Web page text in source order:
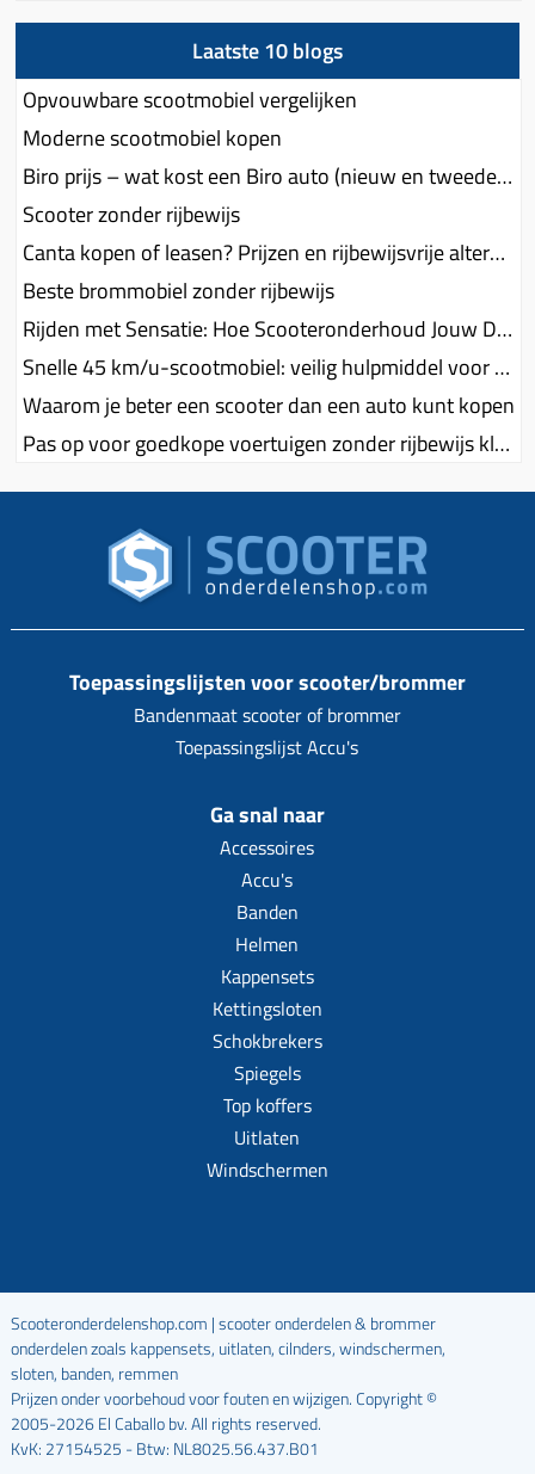
Laatste 10 blogs
Opvouwbare scootmobiel vergelijken
Moderne scootmobiel kopen
Biro prijs – wat kost een Biro auto (nieuw en tweedehands)?
Scooter zonder rijbewijs
Canta kopen of leasen? Prijzen en rijbewijsvrije alternatieven
Beste brommobiel zonder rijbewijs
Rijden met Sensatie: Hoe Scooteronderhoud Jouw Drang naar Spanning Voedt
Snelle 45 km/u-scootmobiel: veilig hulpmiddel voor ouderen, geen fatbike-hype
Waarom je beter een scooter dan een auto kunt kopen
Pas op voor goedkope voertuigen zonder rijbewijs klonen en voorkom een miskoop!
Toepassingslijsten voor scooter/brommer
Bandenmaat scooter of brommer
Toepassingslijst Accu's
Ga snal naar
Accessoires
Accu's
Banden
Helmen
Kappensets
Kettingsloten
Schokbrekers
Spiegels
Top koffers
Uitlaten
Windschermen
Scooteronderdelenshop.com | scooter onderdelen & brommer
onderdelen zoals kappensets, uitlaten, cilnders, windschermen,
sloten, banden, remmen
Prijzen onder voorbehoud voor fouten en wijzigen. Copyright ©
2005-2026 El Caballo bv. All rights reserved.
KvK: 27154525 - Btw: NL8025.56.437.B01